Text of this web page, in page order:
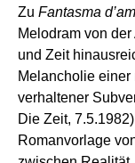
Zu Fantasma
Melodram von
und Zeit
Melancholie
verhaltener
Die Zeit,
Romanvorlage